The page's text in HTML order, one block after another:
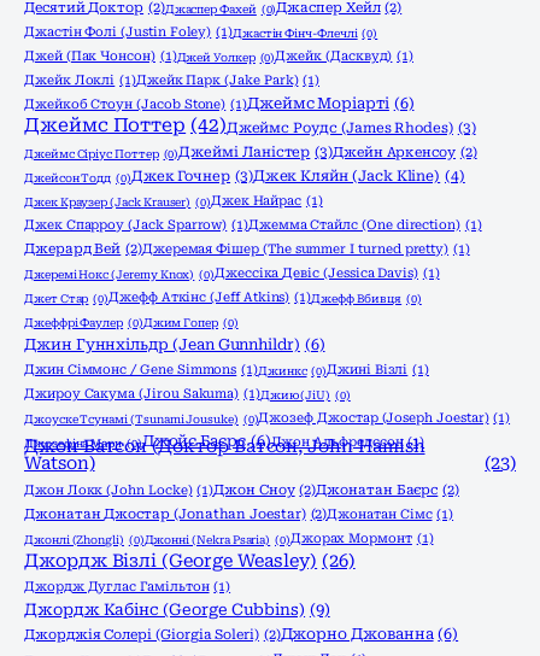
Десятий Доктор (2)Джаспер Фахей (0)Джаспер Хейл (2)
Джастін Фолі (Justin Foley) (1)Джастін Фінч-Флечлі (0)
Джей (Пак Чонсон) (1)Джей Уолкер (0)Джейк (Дасквуд) (1)
Джейк Локлі (1)Джейк Парк (Jake Park) (1)
Джейкоб Стоун (Jacob Stone) (1)Джеймс Моріарті (6)
Джеймс Поттер (42)Джеймс Роудс (James Rhodes) (3)
Джеймс Сіріус Поттер (0)Джеймі Ланістер (3)Джейн Аркенсоу (2)
Джейсон Тодд (0)Джек Гочнер (3)Джек Кляйн (Jack Kline) (4)
Джек Краузер (Jack Krauser) (0)Джек Найрас (1)
Джек Спарроу (Jack Sparrow) (1)Джемма Стайлс (One direction) (1)
Джерард Вей (2)Джеремая Фішер (The summer I turned pretty) (1)
Джеремі Нокс (Jeremy Knox) (0)Джессіка Девіс (Jessica Davis) (1)
Джет Стар (0)Джефф Аткінс (Jeff Atkins) (1)Джефф Вбивця (0)
Джеффрі Фаулер (0)Джим Гопер (0)
Джин Гуннхільдр (Jean Gunnhildr) (6)
Джин Сіммонс / Gene Simmons (1)Джинкс (0)Джині Візлі (1)
Джироу Сакума (Jirou Sakuma) (1)Джию (JiU) (0)
Джоyске Тсунамі (Tsunami Jousuke) (0)Джозеф Джостар (Joseph Joestar) (1)
Джозефіна Марч (0)Джойс Баєрс (6)Джон Альфредссон (1)
Джон Ватсон (Доктор Ватсон, John Hamish
Watson)
(23)
Джон Локк (John Locke) (1)Джон Сноу (2)Джонатан Баєрс (2)
Джонатан Джостар (Jonathan Joestar) (2)Джонатан Сімс (1)
Джонлі (Zhongli) (0)Джонні (Nekra Psaria) (0)Джорах Мормонт (1)
Джордж Візлі (George Weasley) (26)
Джордж Дуглас Гамільтон (1)
Джордж Кабінс (George Cubbins) (9)
Джорджія Солері (Giorgia Soleri) (2)Джорно Джованна (6)